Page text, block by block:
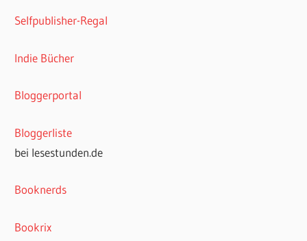
Selfpublisher-Regal
Indie Bücher
Bloggerportal
Bloggerliste
bei lesestunden.de
Booknerds
Bookrix